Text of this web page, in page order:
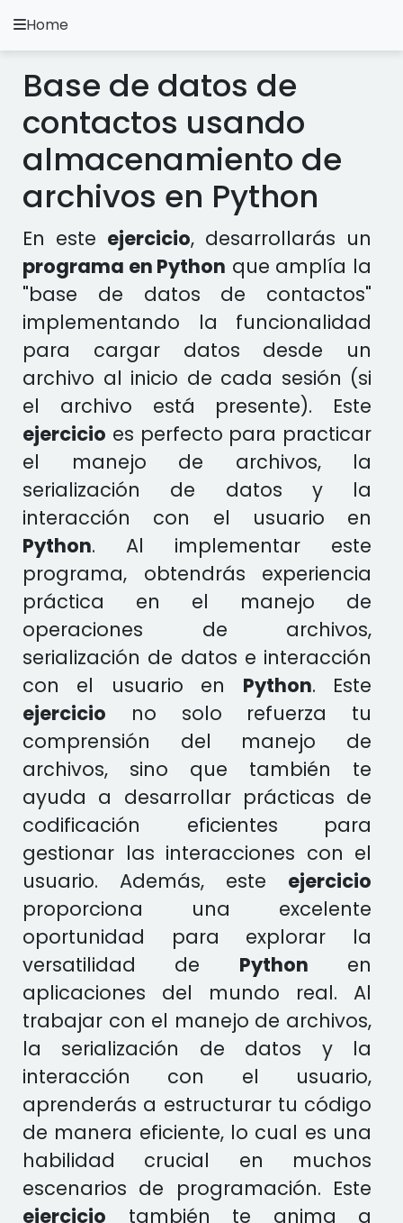
A.
Ejercicios Python
Instalación y Configuración
Metodología Python
Video Tutoriales
Ejercicios en otros Lenguajes
Apps
Home
Base de datos de
contactos usando
almacenamiento de
archivos en Python
En este ejercicio, desarrollarás un
programa en Python que amplía la
"base de datos de contactos"
implementando la funcionalidad
para cargar datos desde un
archivo al inicio de cada sesión (si
el archivo está presente). Este
ejercicio es perfecto para practicar
el manejo de archivos, la
serialización de datos y la
interacción con el usuario en
Python. Al implementar este
programa, obtendrás experiencia
práctica en el manejo de
operaciones de archivos,
serialización de datos e interacción
con el usuario en Python. Este
ejercicio no solo refuerza tu
comprensión del manejo de
archivos, sino que también te
ayuda a desarrollar prácticas de
codificación eficientes para
gestionar las interacciones con el
usuario. Además, este ejercicio
proporciona una excelente
oportunidad para explorar la
versatilidad de Python en
aplicaciones del mundo real. Al
trabajar con el manejo de archivos,
la serialización de datos y la
interacción con el usuario,
aprenderás a estructurar tu código
de manera eficiente, lo cual es una
habilidad crucial en muchos
escenarios de programación. Este
ejercicio también te anima a